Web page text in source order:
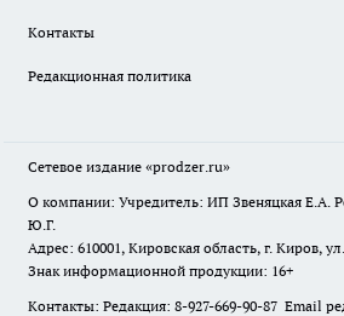
Контакты
Редакционная политика
Сетевое издание «prodzer.ru»
О компании: Учредитель: ИП Звеняцкая Е.А.
Ю.Г.
Адрес: 610001, Кировская область, г. Киров,
Знак информационной продукции: 16+
Контакты: Редакция: 8-927-669-90-87 Email